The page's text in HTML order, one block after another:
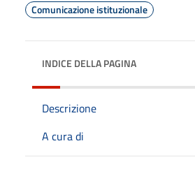
Comunicazione istituzionale
INDICE DELLA PAGINA
Descrizione
A cura di